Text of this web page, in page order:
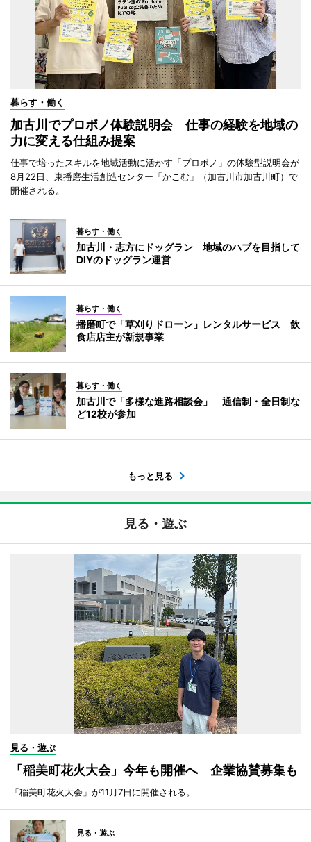
暮らす・働く
加古川でプロボノ体験説明会 仕事の経験を地域の
力に変える仕組み提案
仕事で培ったスキルを地域活動に活かす「プロボノ」の体験型説明会が
8月22日、東播磨生活創造センター「かこむ」（加古川市加古川町）で
開催される。
暮らす・働く
加古川・志方にドッグラン 地域のハブを目指して
DIYのドッグラン運営
暮らす・働く
播磨町で「草刈りドローン」レンタルサービス 飲
食店店主が新規事業
暮らす・働く
加古川で「多様な進路相談会」 通信制・全日制な
ど12校が参加
もっと見る
見る・遊ぶ
見る・遊ぶ
「稲美町花火大会」今年も開催へ 企業協賛募集も
「稲美町花火大会」が11月7日に開催される。
見る・遊ぶ